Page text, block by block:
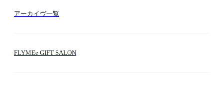
アーカイヴ一覧
FLYMEe GIFT SALON